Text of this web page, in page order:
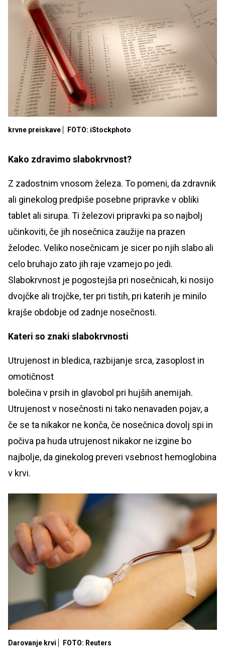
krvne preiskave FOTO: iStockphoto
Kako zdravimo slabokrvnost?
Z zadostnim vnosom železa. To pomeni, da zdravnik
ali ginekolog predpiše posebne pripravke v obliki
tablet ali sirupa. Ti železovi pripravki pa so najbolj
učinkoviti, če jih nosečnica zaužije na prazen
želodec. Veliko nosečnicam je sicer po njih slabo ali
celo bruhajo zato jih raje vzamejo po jedi.
Slabokrvnost je pogostejša pri nosečnicah, ki nosijo
dvojčke ali trojčke, ter pri tistih, pri katerih je minilo
krajše obdobje od zadnje nosečnosti.
Kateri so znaki slabokrvnosti
Utrujenost in bledica, razbijanje srca, zasoplost in
omotičnost
bolečina v prsih in glavobol pri hujših anemijah.
Utrujenost v nosečnosti ni tako nenavaden pojav, a
če se ta nikakor ne konča, če nosečnica dovolj spi in
počiva pa huda utrujenost nikakor ne izgine bo
najbolje, da ginekolog preveri vsebnost hemoglobina
v krvi.
Darovanje krvi FOTO: Reuters